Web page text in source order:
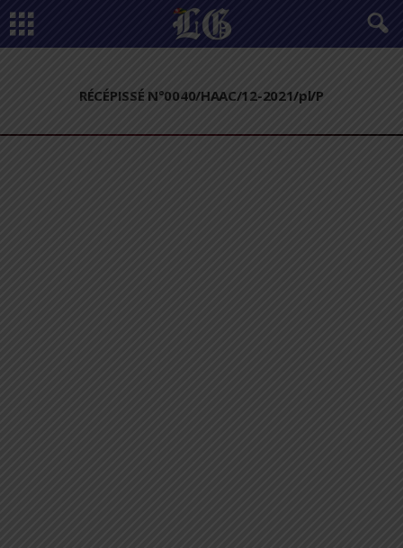
RÉCÉPISSÉ N°0040/HAAC/12-2021/pl/P